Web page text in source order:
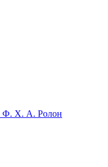
Ф. Х. А. Ролон